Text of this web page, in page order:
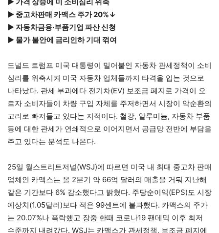
▶ 중고차판매 카맥스 주가 20%↓
▶ 자동차금융·부품기업 파산 신청
▶ 물가 불안에 금리인하 기대 꺾여
도널드 트럼프 미국 대통령이 밀어붙인 자동차 관세정책이 소비
심리를 위축시켜 미국 자동차 업체들까지 타격을 입는 것으로
나타났다. 관세 부과에다 전기차(EV) 보조금 폐지로 가격이 오
르자 소비자들이 차량 구입 자체를 주저하면서 시장이 악순환의
고리로 빠져들고 있다는 지적이다. 철강, 알루미늄, 자동차 부품
등에 대한 관세가 연쇄적으로 이어지면서 공급망 전반에 부담을
주고 있다는 분석도 나온다.
25일 월스트리트저널(WSJ)에 따르면 미국 내 최대 중고차 판매
업체인 카맥스는 올 2분기 약 66억 달러의 매출을 거둬 지난해
같은 기간보다 6% 감소했다고 밝혔다. 주당순이익(EPS)도 시장
예상치(1.05달러)보다 적은 99센트에 불과했다. 카맥스의 주가
는 20.07%나 폭락했고 장중 한때 코로나19 팬데믹 이후 최저
수준까지 내려갔다. WSJ는 카맥스가 관세정책, 보조금 폐지에